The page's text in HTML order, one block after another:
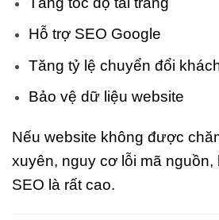
Hỗ trợ SEO Google
Tăng tỷ lệ chuyển đổi
Bảo vệ dữ liệu website
Nếu website không được
xuyên, nguy cơ lỗi mã nguồn,
SEO là rất cao.